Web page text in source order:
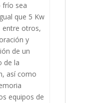
frío sea
que 5 Kw
entre otros,
y
de un
de la
así como
equipos de